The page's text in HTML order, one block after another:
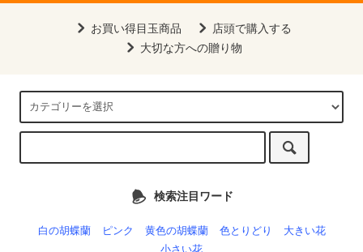
お買い得目玉商品
店頭で購入する
大切な方への贈り物
検索注目ワード
白の胡蝶蘭 ピンク 黄色の胡蝶蘭 色とりどり
大きい花
小さい花